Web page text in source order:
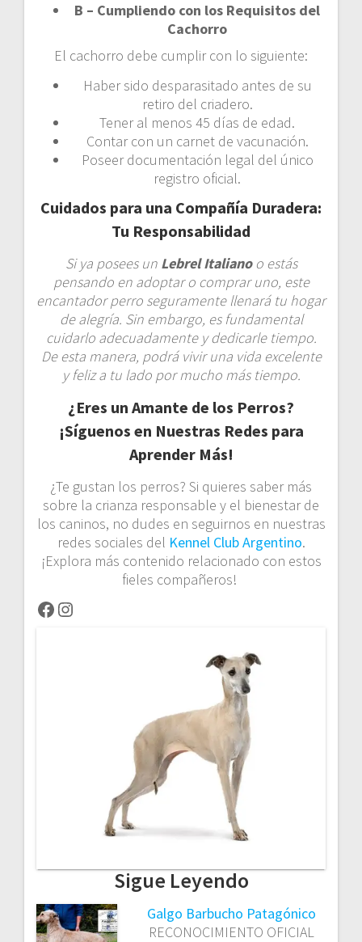
B – Cumpliendo con los Requisitos del
Cachorro
El cachorro debe cumplir con lo siguiente:
Haber sido desparasitado antes de su
retiro del criadero.
Tener al menos 45 días de edad.
Contar con un carnet de vacunación.
Poseer documentación legal del único
registro oficial.
Cuidados para una Compañía Duradera:
Tu Responsabilidad
Si ya posees un Lebrel Italianoo estás
pensando en adoptar o comprar uno, este
encantador perro seguramente llenará tu hogar
de alegría. Sin embargo, es fundamental
cuidarlo adecuadamente y dedicarle tiempo.
De esta manera, podrá vivir una vida excelente
y feliz a tu lado por mucho más tiempo.
¿Eres un Amante de los Perros?
¡Síguenos en Nuestras Redes para
Aprender Más!
¿Te gustan los perros? Si quieres saber más
sobre la crianza responsable y el bienestar de
los caninos, no dudes en seguirnos en nuestras
redes sociales del Kennel Club Argentino.
¡Explora más contenido relacionado con estos
fieles compañeros!
Facebook
Instagram
Sigue Leyendo
Galgo Barbucho Patagónico
RECONOCIMIENTO OFICIAL